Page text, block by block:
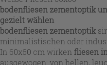
bodenfliesen zementoptik
gezielt wählen
bodenfliesen zementoptik
minimalistischen oder
In 60x60 cm wirken fliesen
ausgewogen: von hellen,